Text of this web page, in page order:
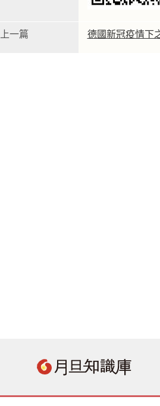
上一篇 德國新冠疫情下